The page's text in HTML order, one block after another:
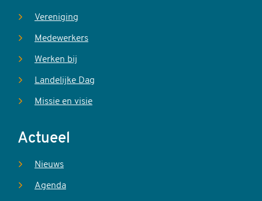
Vereniging
Medewerkers
Werken bij
Landelijke Dag
Missie en visie
Actueel
Nieuws
Agenda